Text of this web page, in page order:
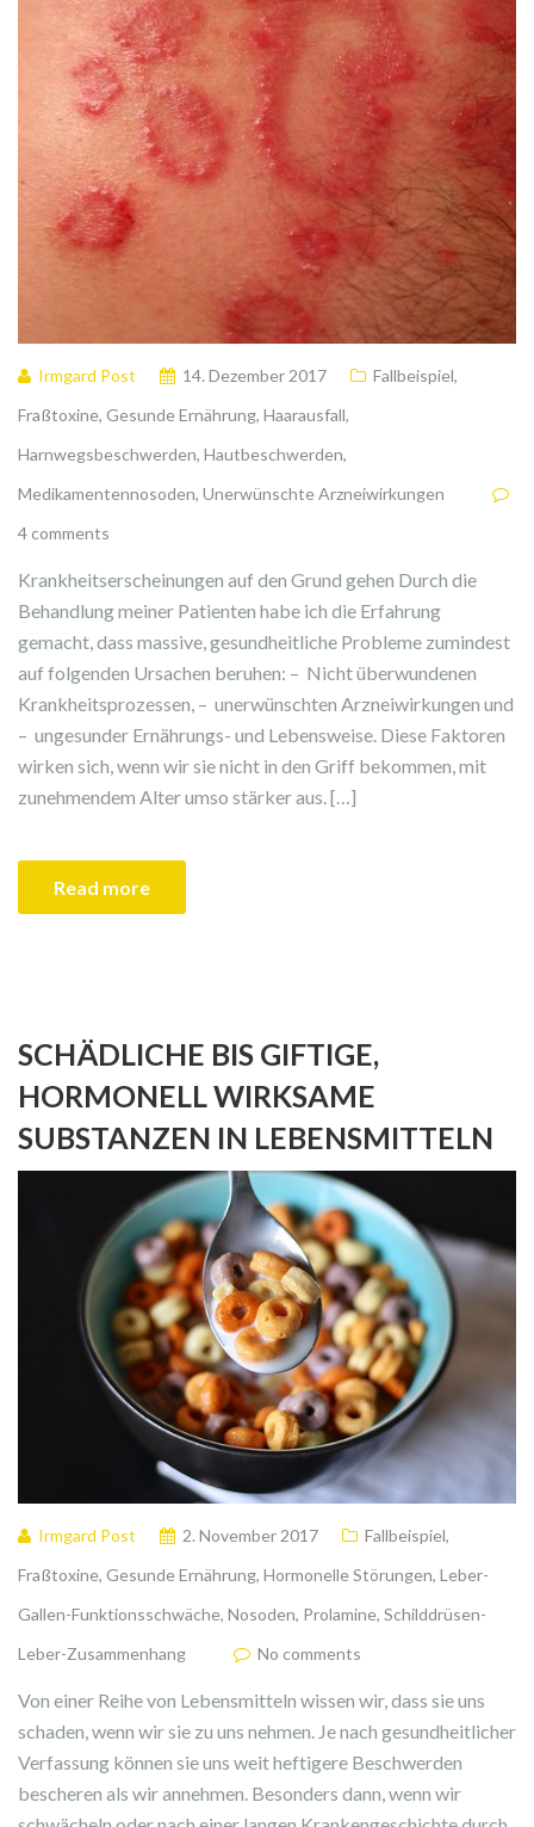
Irmgard Post 14. Dezember 2017 Fallbeispiel,
Fraßtoxine, Gesunde Ernährung, Haarausfall,
Harnwegsbeschwerden, Hautbeschwerden,
Medikamentennosoden, Unerwünschte Arzneiwirkungen
4 comments
Krankheitserscheinungen auf den Grund gehen Durch die
Behandlung meiner Patienten habe ich die Erfahrung
gemacht, dass massive, gesundheitliche Probleme zumindest
auf folgenden Ursachen beruhen: – Nicht überwundenen
Krankheitsprozessen, – unerwünschten Arzneiwirkungen und
– ungesunder Ernährungs- und Lebensweise. Diese Faktoren
wirken sich, wenn wir sie nicht in den Griff bekommen, mit
zunehmendem Alter umso stärker aus. […]
Read more
SCHÄDLICHE BIS GIFTIGE,
HORMONELL WIRKSAME
SUBSTANZEN IN LEBENSMITTELN
Irmgard Post 2. November 2017 Fallbeispiel,
Fraßtoxine, Gesunde Ernährung, Hormonelle Störungen, Leber-
Gallen-Funktionsschwäche, Nosoden, Prolamine, Schilddrüsen-
Leber-Zusammenhang
No comments
Von einer Reihe von Lebensmitteln wissen wir, dass sie uns
schaden, wenn wir sie zu uns nehmen. Je nach gesundheitlicher
Verfassung können sie uns weit heftigere Beschwerden
bescheren als wir annehmen. Besonders dann, wenn wir